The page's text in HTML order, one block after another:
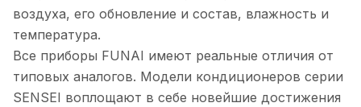
воздуха, его обновление и состав, влажность и
температура.
Все приборы FUNAI имеют реальные отличия от
типовых аналогов. Модели кондиционеров серии
SENSEI воплощают в себе новейшие достижения